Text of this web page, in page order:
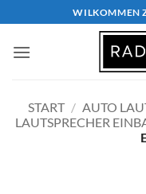
Inhalt
springen
WILKOMMEN
START / AUTO
LAUTSPRECHER